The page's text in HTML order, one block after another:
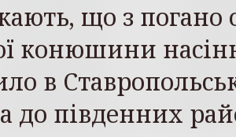
що з
конюшини
в
до південних